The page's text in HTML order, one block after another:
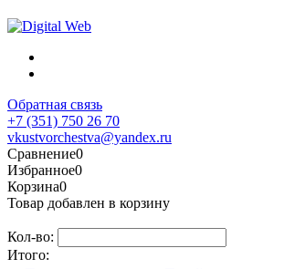
Обратная связь
+7 (351) 750 26 70
vkustvorchestva@yandex.ru
Сравнение0
Избранное0
Корзина0
Товар добавлен в корзину
Кол-во:
Итого: